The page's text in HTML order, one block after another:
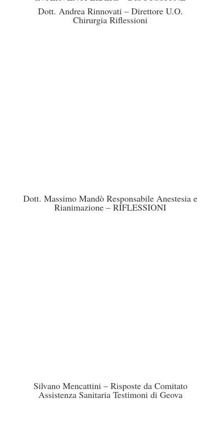
Dott. Andrea Rinnovati – Direttore U.O.
Chirurgia Riflessioni
Dott. Massimo Mandò Responsabile Anestesia e
Rianimazione – RIFLESSIONI
Silvano Mencattini – Risposte da Comitato
Assistenza Sanitaria Testimoni di Geova